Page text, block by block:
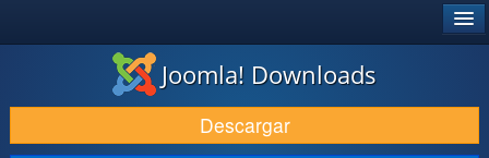
DESCARGAR & EXTENDER
DESCUBRE & APRENDE
Joomla! Downloads
Descargar